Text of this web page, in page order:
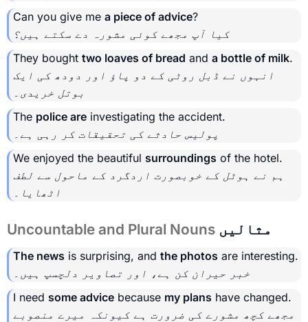
Can you give me a piece of advice?
کیا آپ مجھے کوئی مشورہ دے سکتے ہیں؟
They bought two loaves of bread and a bottle of milk.
انہوں نے ڈبل روٹی کے دو پاؤ اور دودھ کی ایک
بوتل خریدی۔
The police are investigating the accident.
پولیس حادثے کی تحقیقات کر رہی ہے۔
We enjoyed the beautiful surroundings of the hotel.
ہم نے ہوٹل کے خوبصورت اردگرد کے ماحول سے لطف
اٹھایا۔
Uncountable and Plural Nouns مثالیں
The news is surprising, and the photos are interesting.
خبر حیران کن ہے، اور تصاویر دلچسپ ہیں۔
I need some advice because my plans have changed.
مجھے کچھ مشورے کی ضرورت ہے کیونکہ میرے منصوبے